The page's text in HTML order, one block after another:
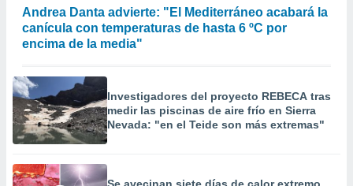
de
de
de
con el
mediante
Andrea Danta advierte: "El Mediterráneo acabará la
canícula con temperaturas de hasta 6 ºC por
encima de la media"
Investigadores del proyecto REBECA tras
medir las piscinas de aire frío en Sierra
Nevada: "en el Teide son más extremas"